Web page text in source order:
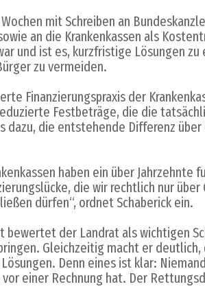
mit Schreiben an
an die Krankenkassen als
und ist es, kurzfristige Lösungen zu
zu vermeiden.
Finanzierungspraxis der
Festbeträge, die die
die entstehende Differenz über
haben ein über Jahrzehnte
die wir rechtlich nur über
dürfen“, ordnet Schaberick ein.
der Landrat als wichtigen
Gleichzeitig macht er
Denn eines ist klar:
einer Rechnung hat. Der